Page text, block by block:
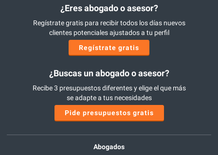
¿Eres abogado o asesor?
Regístrate gratis para recibir todos los días nuevos
clientes potenciales ajustados a tu perfil
Regístrate gratis
¿Buscas un abogado o asesor?
Recibe 3 presupuestos diferentes y elige el que más
se adapte a tus necesidades
Pide presupuestos gratis
Abogados